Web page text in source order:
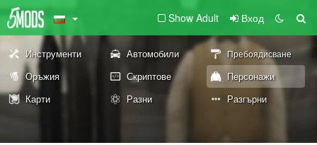
Show Adult Вход
Инструменти Автомобили Пребоядисване
Оръжия Скриптове
Персонажи
Карти
Разни Разгърни